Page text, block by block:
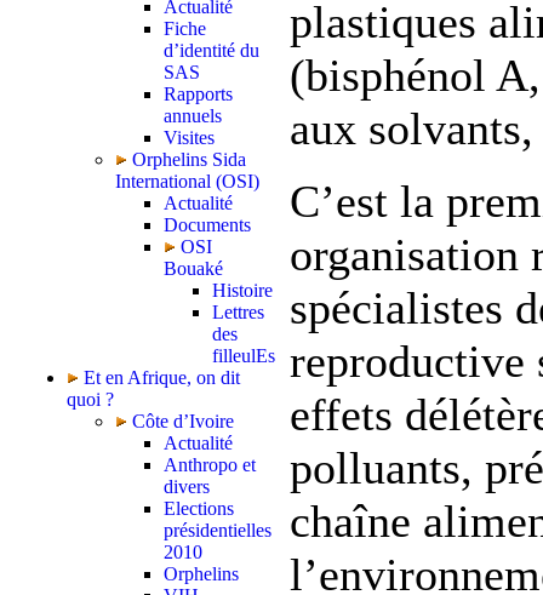
Actualité
Fiche
d’identité du
SAS
Rapports
annuels
Visites
Orphelins Sida
International (OSI)
Actualité
Documents
OSI
Bouaké
Histoire
Lettres
des
filleulEs
Et en Afrique, on dit
quoi ?
Côte d’Ivoire
Actualité
Anthropo et
divers
Elections
présidentielles
2010
Orphelins
plastiques
(bisphénol
aux
C’est la
organisation
spécialistes
reproductive
effets
polluants,
chaîne